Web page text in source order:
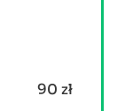
90 zł